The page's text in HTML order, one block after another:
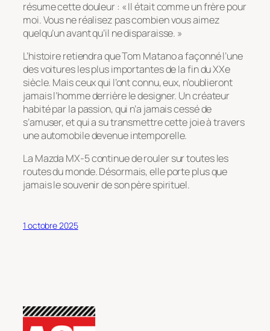
résume cette douleur : « Il était comme un frère pour
moi. Vous ne réalisez pas combien vous aimez
quelqu’un avant qu’il ne disparaisse. »
L’histoire retiendra que Tom Matano a façonné l’une
des voitures les plus importantes de la fin du XXe
siècle. Mais ceux qui l’ont connu, eux, n’oublieront
jamais l’homme derrière le designer. Un créateur
habité par la passion, qui n’a jamais cessé de
s’amuser, et qui a su transmettre cette joie à travers
une automobile devenue intemporelle.
La Mazda MX-5 continue de rouler sur toutes les
routes du monde. Désormais, elle porte plus que
jamais le souvenir de son père spirituel.
1 octobre 2025